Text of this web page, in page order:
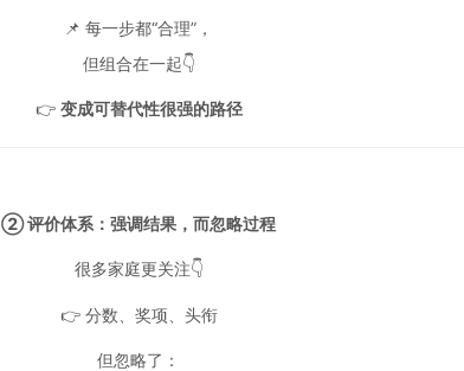
📌 每一步都“合理”，
但组合在一起👇
👉 变成可替代性很强的路径
② 评价体系：强调结果，而忽略过程
很多家庭更关注👇
👉 分数、奖项、头衔
但忽略了：